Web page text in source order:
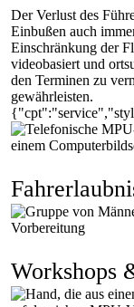
Der Verlust des
Einbußen auch
Einschränkung der
videobasiert und
den Terminen zu
gewährleisten.
Workshops